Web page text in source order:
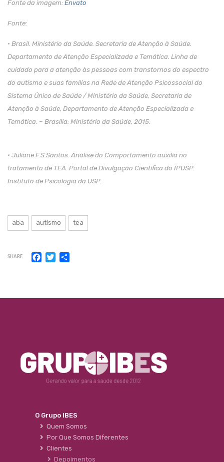
Fonte da imagem: Envato
Fonte:
• Brasil. Ministério da Saúde. Secretaria de Atenção à Saúde.
Departamento de Atenção Especializada e Temática. Linha de
cuidado para a atenção às pessoas com transtornos do espectro
do autismo e suas famílias na Rede de Atenção Psicossocial do
Sistema Único de Saúde / Ministério da Saúde, Secretaria de
Atenção à Saúde, Departamento de Atenção Especializada e
Temática. – Brasília: Ministério da Saúde, 2015.
• Juliane F.S.Santos. Análise do Comportamento auxilia no
tratamento de TEA. Portal de Divulgação Científica do IPUSP.
Instituto de Psicologia da USP.
aba autismo tea
SHARE Facebook
Twitter
O Grupo IBES
Quem Somos
Por Que Somos Diferentes
Clientes
Depoimentos